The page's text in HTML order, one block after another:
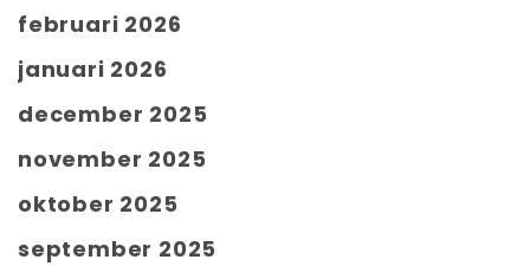
februari 2026
januari 2026
december 2025
november 2025
oktober 2025
september 2025